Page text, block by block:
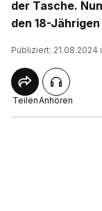
der Tasche.
den 18-
Publiziert: 21.08.2024
TeilenAnhören